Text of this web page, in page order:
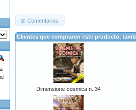
Comentarios
Clientes que compraron este producto,
Dimensione cosmica n. 34